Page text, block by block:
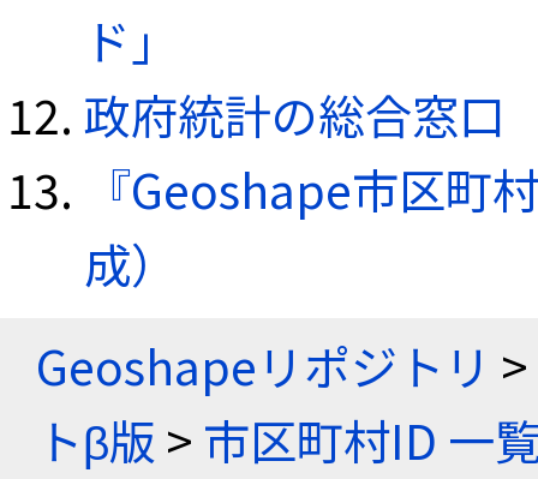
ド」
政府統計の総合窓口
『Geoshape市区町
成）
Geoshapeリポジトリ >
トβ版 > 市区町村ID 一